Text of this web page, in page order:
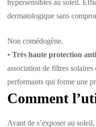
hypersensibles au soleil.
dermatologique sans
Non comédogène.
• Très haute protection
association de filtres
performants qui forme une
Comment
Avant de s’exposer au